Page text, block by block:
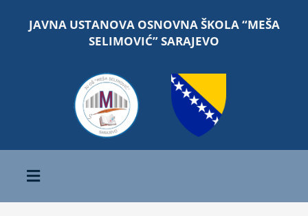
JAVNA USTANOVA OSNOVNA ŠKOLA “MEŠA
SELIMOVIĆ” SARAJEVO
Toggle
Navigation